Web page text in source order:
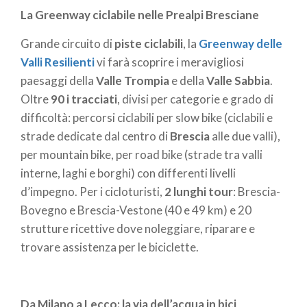
Piemonte e Svizzera, interessa la nostra regione per
a Trento, con 70 km in Lombardia); laciclovia
Milano-Monaco (attraversa per 200 km la
Lombardia) e laciclovia Anello Iseo (percorso di 80
km intorno al lago).
Si tratta dipercorsiche attraversano territori
meravigliosi, ricchi di cultura e tradizioni, che si
snodano lungo strade secondarie, con basso
traffico e prevedono segnalazioni per il cicloturismo
internazionale. Non tutti questi affascinanti tragitti
sono ancora completamente collegati e l’avvertenza
è partire sempre informati.
La Greenway ciclabile nelle Prealpi Bresciane
Grande circuito di piste ciclabili, la Greenway delle
Valli Resilientivi farà scoprire i meravigliosi
paesaggi dellaValle Trompiae dellaValle Sabbia.
Oltre90 i tracciati, divisi per categorie e grado di
difficoltà: percorsi ciclabili per slow bike (ciclabili e
strade dedicate dal centro di Bresciaalle due valli),
per mountain bike, per road bike (strade tra valli
interne, laghi e borghi) con differenti livelli
d’impegno. Per i cicloturisti, 2 lunghi tour: Brescia-
Bovegno e Brescia-Vestone (40 e 49 km) e 20
strutture ricettive dove noleggiare, riparare e
trovare assistenza per le biciclette.
Da Milano a Lecco: la via dell’acqua in bici